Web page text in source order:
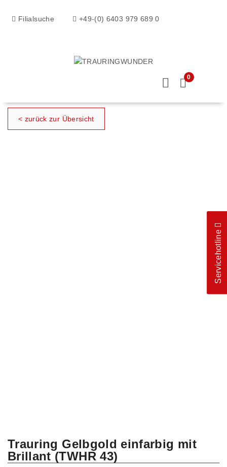
Filialsuche +49-(0) 6403 979 689 0
0
< zurück zur Übersicht
Trauring Gelbgold einfarbig mit
Brillant (TWHR 43)
Servicehotline